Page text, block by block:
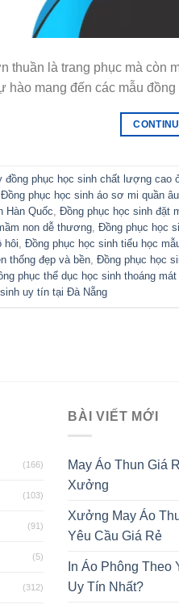
thuần là trang phục mà còn
hào mang đến các mẫu
đồng phục học sinh chất lượng cao
Đồng phục học sinh áo sơ mi quần
Hàn Quốc, Đồng phục học sinh đặt
non dễ thương, Đồng phục học
hôi, Đồng phục học sinh tiểu học
thống đẹp và bền, Đồng phục học
phục thể dục học sinh thoáng mát
uy tín tại Đà Nẵng
(166)
(103)
(91)
(5)
(312)
BÀI VIẾT MỚI
May Áo Thun Giá
Xưởng
Xưởng May Áo
Yêu Cầu Giá Rẻ
In Áo Phông
Uy Tín Nhất?